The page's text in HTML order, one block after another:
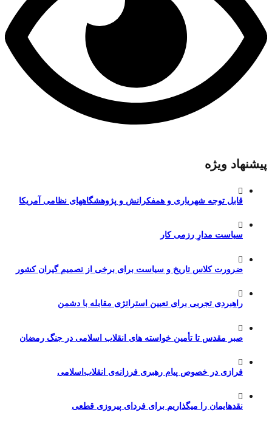
پیشنهاد ویژه
قابل توجه شهریاری و همفکرانش و پژوهشگاههای نظامی آمریکا
سیاست مدارِ رزمی کار
ضرورت کلاس تاریخ و سیاست برای برخی از تصمیم گیران کشور
راهبردی تجربی برای تعیین استراتژی مقابله با دشمن
صبر مقدس تا تأمین خواسته های انقلاب اسلامی در جنگ رمضان
فرازی در خصوص پیام رهبری فرزانه‌ی انقلاب‌اسلامی
نقدهایمان را میگذاریم برای فردای پیروزی قطعی